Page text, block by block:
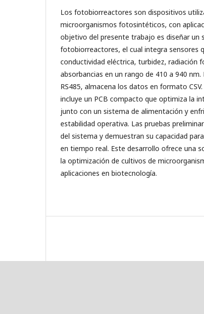
Los fotobiorreactores son dispositivos
microorganismos fotosintéticos, con
objetivo del presente trabajo es diseñar un
fotobiorreactores, el cual integra sensores
conductividad eléctrica, turbidez, radiación
absorbancias en un rango de 410 a 940
RS485, almacena los datos en formato
incluye un PCB compacto que optimiza la
junto con un sistema de alimentación y
estabilidad operativa. Las pruebas
del sistema y demuestran su capacidad
en tiempo real. Este desarrollo ofrece una
la optimización de cultivos de
aplicaciones en biotecnología.